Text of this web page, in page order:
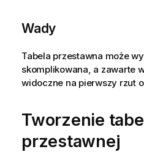
Wady
Tabela przestawna może
skomplikowana, a zawarte
widoczne na pierwszy rzut
Tworzenie
przestawnej